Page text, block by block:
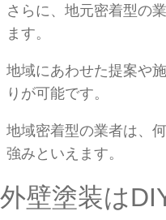
さらに、地元密着型の
ます。
地域にあわせた提案や
りが可能です。
地域密着型の業者は、
強みといえます。
外壁塗装は